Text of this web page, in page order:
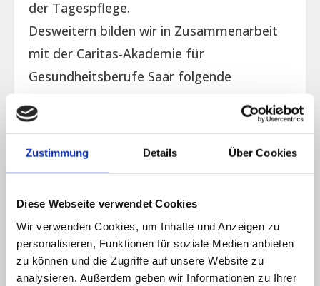
Zustimmung Details Über Cookies
Diese Webseite verwendet Cookies
Wir verwenden Cookies, um Inhalte und Anzeigen zu
personalisieren, Funktionen für soziale Medien anbieten
zu können und die Zugriffe auf unsere Website zu
analysieren. Außerdem geben wir Informationen zu Ihrer
der Tagespflege.
Desweitern bilden wir in Zusammenarbeit
mit der Caritas-Akademie für
Gesundheitsberufe Saar folgende
Ausbildung zum Pflegeassistent:in,
Ausbildung zum generalistischen
Pflegefachmann/-frau (PflBG),
* Die Eingaben erfolgen in Verantwortung des jeweiligen
Trägers der Einrichtung bzw. des Dienstes. Der Betreiber
der Seite übernimmt für die Eingaben keine Gewähr bzw.
Haftung.